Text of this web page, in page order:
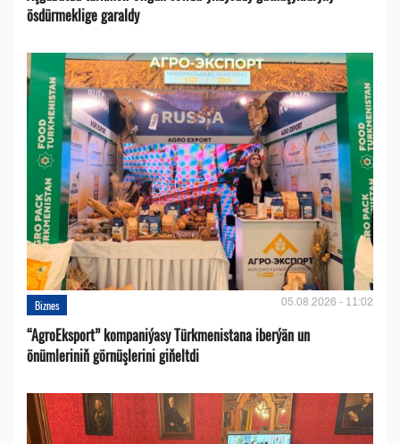
ösdürmeklige garaldy
Biznes 05.08.2026 - 11:02
“AgroEksport” kompaniýasy Türkmenistana iberýän un
önümleriniň görnüşlerini giňeltdi